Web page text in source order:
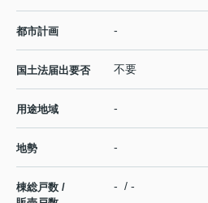
都市計画 -
国土法届出要否 不要
用途地域 -
地勢 -
棟総戸数 /
- / -